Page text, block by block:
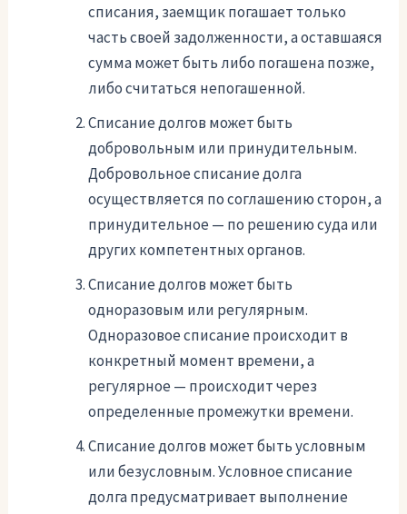
списания, заемщик погашает только
часть своей задолженности, а оставшаяся
сумма может быть либо погашена позже,
либо считаться непогашенной.
Списание долгов может быть
добровольным или принудительным.
Добровольное списание долга
осуществляется по соглашению сторон, а
принудительное — по решению суда или
других компетентных органов.
Списание долгов может быть
одноразовым или регулярным.
Одноразовое списание происходит в
конкретный момент времени, а
регулярное — происходит через
определенные промежутки времени.
Списание долгов может быть условным
или безусловным. Условное списание
долга предусматривает выполнение